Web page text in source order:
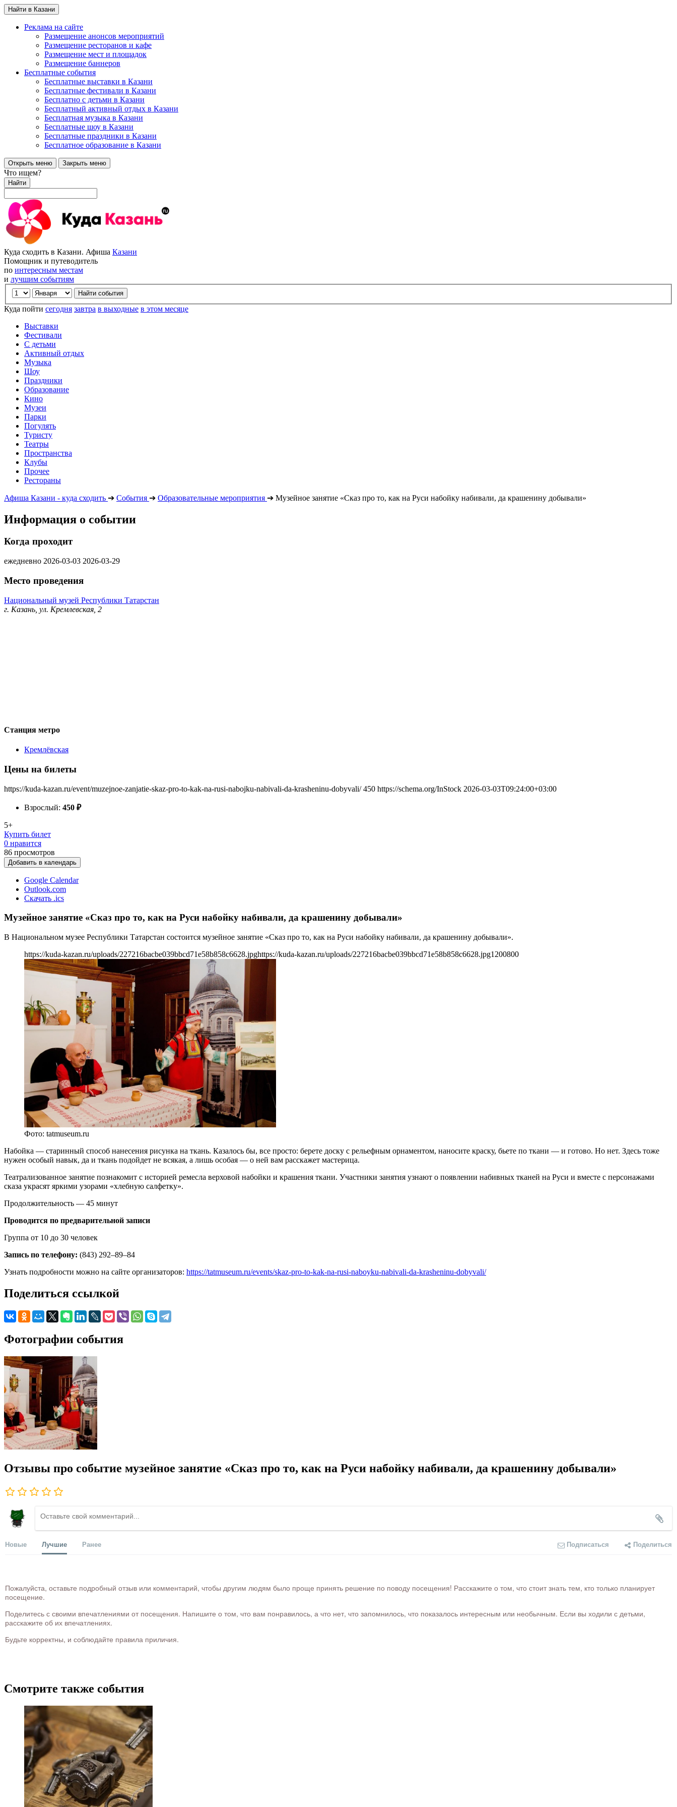
Найти в Казани
Реклама на сайте
Размещение анонсов мероприятий
Размещение ресторанов и кафе
Размещение мест и площадок
Размещение баннеров
Бесплатные события
Бесплатные выставки в Казани
Бесплатные фестивали в Казани
Бесплатно с детьми в Казани
Бесплатный активный отдых в Казани
Бесплатная музыка в Казани
Бесплатные шоу в Казани
Бесплатные праздники в Казани
Бесплатное образование в Казани
Открыть меню Закрыть меню
Что ищем?
Найти
Куда сходить в Казани. Афиша Казани
Помощник и путеводитель
по интересным местам
и лучшим событиям
Куда пойти сегодня завтра в выходные в этом месяце
Выставки
Фестивали
С детьми
Активный отдых
Музыка
Шоу
Праздники
Образование
Кино
Музеи
Парки
Погулять
Туристу
Театры
Пространства
Клубы
Прочее
Рестораны
Афиша Казани - куда сходить ➔ События ➔ Образовательные мероприятия ➔ Музейное занятие «Сказ про то, как на Руси набойку набивали, да крашенину добывали»
Информация о событии
Когда проходит
ежедневно 2026-03-03 2026-03-29
Место проведения
Национальный музей Республики Татарстан
г. Казань, ул. Кремлевская, 2
Станция метро
Кремлёвская
Цены на билеты
https://kuda-kazan.ru/event/muzejnoe-zanjatie-skaz-pro-to-kak-na-rusi-nabojku-nabivali-da-krasheninu-dobyvali/ 450 https://schema.org/InStock 2026-03-03T09:24:00+03:00
Взрослый: 450 ₽
5+
Купить билет
0 нравится
86 просмотров
Добавить в календарь
Google Calendar
Outlook.com
Скачать .ics
Музейное занятие «Сказ про то, как на Руси набойку набивали, да крашенину добывали»
В Национальном музее Республики Татарстан состоится музейное занятие «Сказ про то, как на Руси набойку набивали, да крашенину добывали».
https://kuda-kazan.ru/uploads/227216bacbe039bbcd71e58b858c6628.jpghttps://kuda-kazan.ru/uploads/227216bacbe039bbcd71e58b858c6628.jpg1200800
Фото: tatmuseum.ru
Набойка — старинный способ нанесения рисунка на ткань. Казалось бы, все просто: берете доску с рельефным орнаментом, наносите краску, бьете по ткани — и готово. Но нет. Здесь тоже
нужен особый навык, да и ткань подойдет не всякая, а лишь особая — о ней вам расскажет мастерица.
Театрализованное занятие познакомит с историей ремесла верховой набойки и крашения ткани. Участники занятия узнают о появлении набивных тканей на Руси и вместе с персонажами
сказа украсят яркими узорами «хлебную салфетку».
Продолжительность — 45 минут
Проводится по предварительной записи
Группа от 10 до 30 человек
Запись по телефону: (843) 292–89–84
Узнать подробности можно на сайте организаторов: https://tatmuseum.ru/events/skaz-pro-to-kak-na-rusi-naboyku-nabivali-da-krasheninu-dobyvali/
Поделиться ссылкой
Фотографии события
Отзывы про событие музейное занятие «Сказ про то, как на Руси набойку набивали, да крашенину добывали»
Новые Лучшие Ранее Подписаться Поделиться
Пожалуйста, оставьте подробный отзыв или комментарий, чтобы другим людям было проще принять решение по поводу посещения! Расскажите о том, что стоит знать тем, кто только планирует
посещение.
Поделитесь с своими впечатлениями от посещения. Напишите о том, что вам понравилось, а что нет, что запомнилось, что показалось интересным или необычным. Если вы ходили с детьми,
расскажите об их впечатлениях.
Будьте корректны, и соблюдайте правила приличия.
Смотрите также события